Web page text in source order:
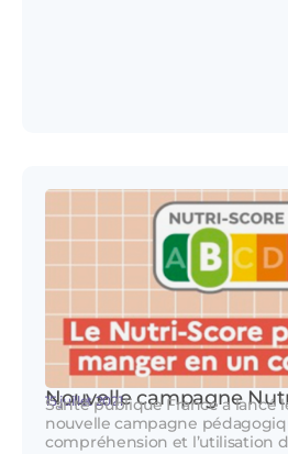
Nouvelle campagne
15 juillet 2021
Santé publique France a lancé
nouvelle campagne
compréhension et l’utilisation